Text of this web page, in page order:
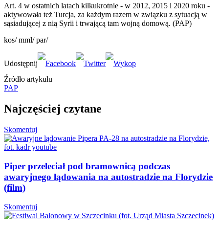
Art. 4 w ostatnich latach kilkukrotnie - w 2012, 2015 i 2020 roku -
aktywowała też Turcja, za każdym razem w związku z sytuacją w
sąsiadującej z nią Syrii i trwającą tam wojną domową. (PAP)
kos/ mml/ par/
Źródło artykułu
PAP
Najczęściej czytane
Skomentuj
Piper przeleciał pod bramownicą podczas
awaryjnego lądowania na autostradzie na Florydzie
(film)
Skomentuj